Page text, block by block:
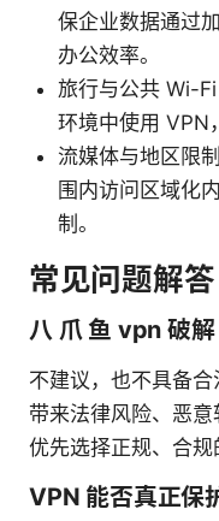
保企业数据通过
办公效率。
旅行与公共 Wi-
环境中使用 VPN
流媒体与地区限
围内访问区域化
制。
常见问题解答
八 爪 鱼 vpn 破解
不建议，也不具备
带来法律风险、恶
优先选择正规、合规
VPN 能否真正保